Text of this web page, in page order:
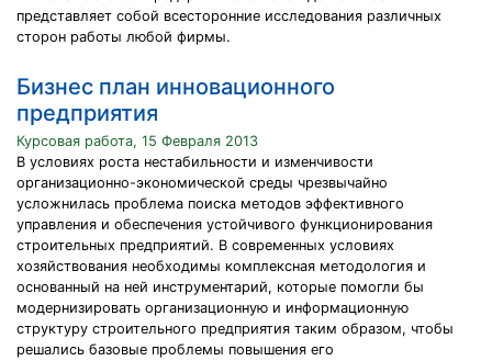
представляет собой всесторонние исследования различных
сторон работы любой фирмы.
Бизнес план инновационного
предприятия
Курсовая работа, 15 Февраля 2013
В условиях роста нестабильности и изменчивости
организационно-экономической среды чрезвычайно
усложнилась проблема поиска методов эффективного
управления и обеспечения устойчивого функционирования
строительных предприятий. В современных условиях
хозяйствования необходимы комплексная методология и
основанный на ней инструментарий, которые помогли бы
модернизировать организационную и информационную
структуру строительного предприятия таким образом, чтобы
решались базовые проблемы повышения его